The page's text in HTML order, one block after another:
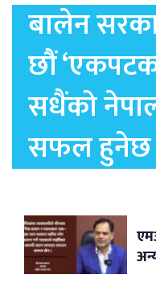
बालेन
छौं
सधैंको
सफल हुनेछ